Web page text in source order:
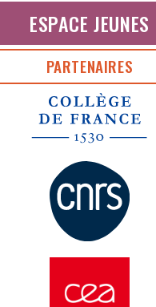
ESPACE JEUNES
PARTENAIRES